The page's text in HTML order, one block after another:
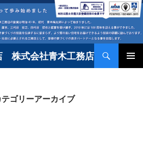
株式会社青木工務店
テゴリーアーカイブ